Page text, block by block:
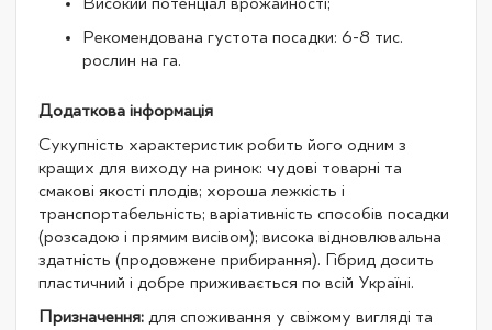
Високий потенціал врожайності;
Рекомендована густота посадки: 6-8 тис.
рослин на га.
Додаткова інформація
Сукупність характеристик робить його одним з
кращих для виходу на ринок: чудові товарні та
смакові якості плодів; хороша лежкість і
транспортабельність; варіативність способів посадки
(розсадою і прямим висівом); висока відновлювальна
здатність (продовжене прибирання). Гібрид досить
пластичний і добре приживається по всій Україні.
Призначення: для споживання у свіжому вигляді та